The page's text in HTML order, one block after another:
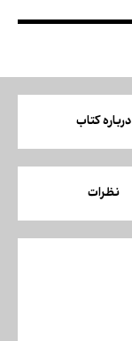
درباره کتاب
نظرات